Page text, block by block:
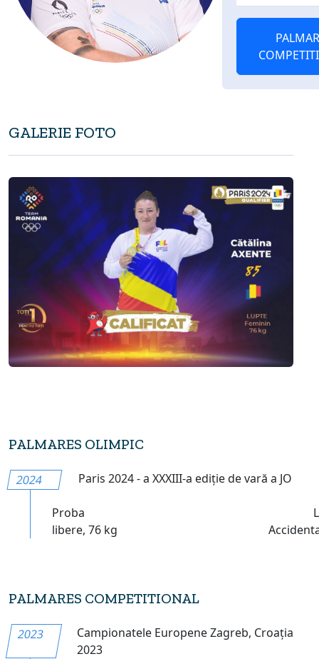
GALERIE FOTO
PALMARES OLIMPIC
2024 Paris 2024 - a XXXIII-a ediție de vară a JO
Proba
libere, 76 kg
PALMARES COMPETITIONAL
2023
Campionatele Europene Zagreb, Croația
2023